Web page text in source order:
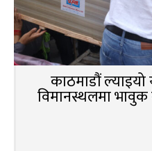
काठमाडौं ल्याइयो
विमानस्थलमा